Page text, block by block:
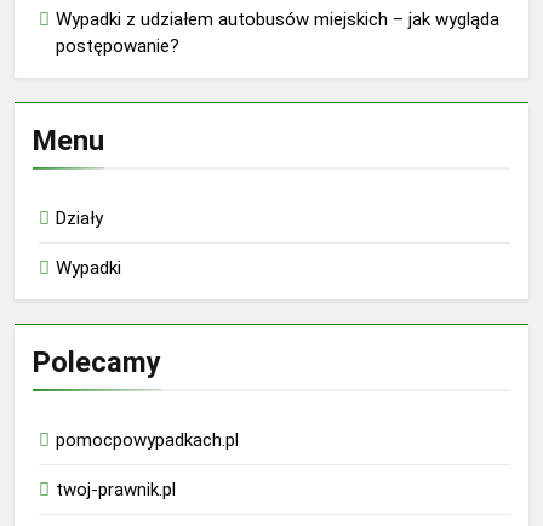
Wypadki z udziałem autobusów miejskich – jak wygląda
postępowanie?
Menu
Działy
Wypadki
Polecamy
pomocpowypadkach.pl
twoj-prawnik.pl